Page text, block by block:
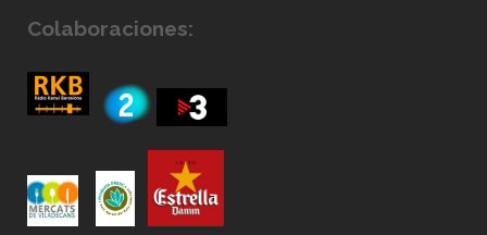
Colaboraciones: